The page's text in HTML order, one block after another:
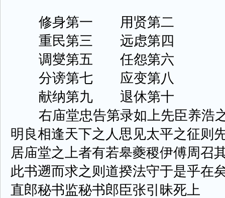
修身第一 用贤第二
重民第三 远虑第四
调燮第五 任怨第六
分谤第七 应变第八
献纳第九 退休第十
右庙堂忠告第录如上先臣养浩
明良相逢天下之人思见太平之征则
居庙堂之上者有若皋夔稷伊傅周召
此书遡而求之则道揆法守于是乎
直郎秘书监秘书郎臣张引昧死上